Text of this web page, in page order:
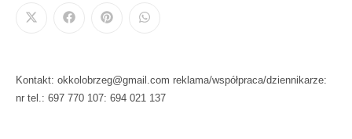
Kontakt: okkolobrzeg@gmail.com reklama/współpraca/dziennikarze:
nr tel.: 697 770 107: 694 021 137